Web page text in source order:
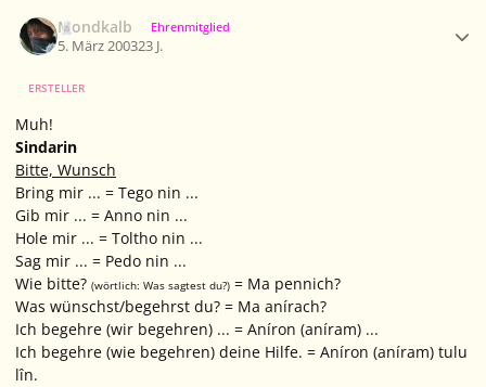
Mondkalb Ehrenmitglied
5. März 200323 J.
ERSTELLER
Muh!
Sindarin
Bitte, Wunsch
Bring mir ... = Tego nin ...
Gib mir ... = Anno nin ...
Hole mir ... = Toltho nin ...
Sag mir ... = Pedo nin ...
Wie bitte? (wörtlich: Was sagtest du?) = Ma pennich?
Was wünschst/begehrst du? = Ma anírach?
Ich begehre (wir begehren) ... = Aníron (aníram) ...
Ich begehre (wie begehren) deine Hilfe. = Aníron (aníram) tulu
lîn.